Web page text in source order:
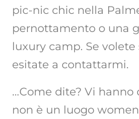
pic-nic chic nella
pernottamento o una
luxury camp. Se
esitate a contattarmi.
…Come dite? Vi hanno
non è un luogo